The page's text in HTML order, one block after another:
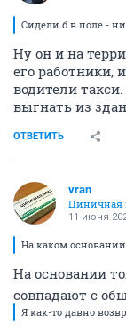
Сидели б в поле -
Ну он и на
его работники,
водители
выгнать из
ОТВЕТИТЬ
vran
Циничная
11 июня
На каком
На основании
совпадают с
Я как-то давно